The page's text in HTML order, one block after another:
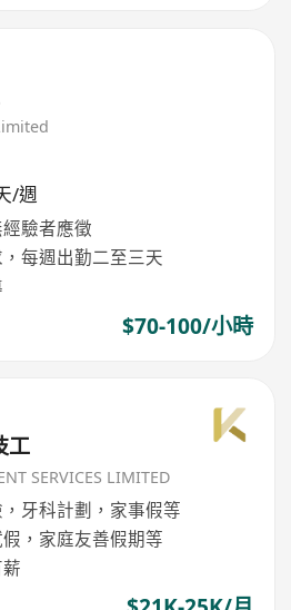
/週
驗者應徵
每週出勤二至三天
$70-100/小時
工
SERVICES LIMITED
牙科計劃，家事假等
，家庭友善假期等